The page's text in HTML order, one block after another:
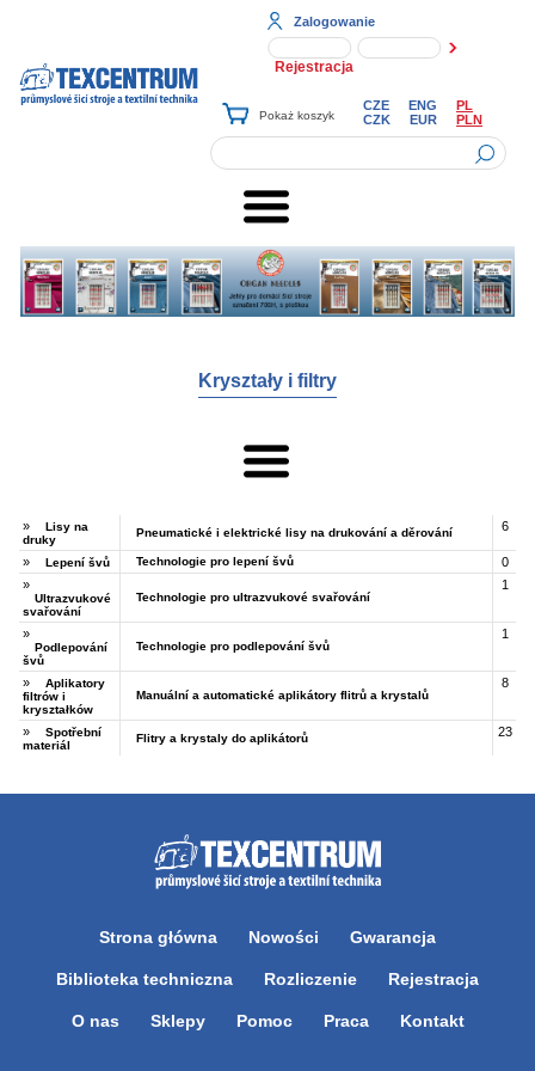
Zalogowanie
Rejestracja
CZE ENG
PL
CZK
EUR PLN
Kryształy i filtry
»
Lisy na
druky
Pneumatické i elektrické lisy na drukování a děrování 6
» Lepení švů Technologie pro lepení švů
0
»
Ultrazvukové
svařování
Technologie pro ultrazvukové svařování
1
»
Podlepování
švů
Technologie pro podlepování švů
1
»
Aplikatory
filtrów i
kryształków
Manuální a automatické aplikátory flitrů a krystalů
8
»
Spotřební
materiál
Flitry a krystaly do aplikátorů 23
Strona główna Nowości Gwarancja
Biblioteka techniczna Rozliczenie Rejestracja
O nas Sklepy Pomoc Praca Kontakt